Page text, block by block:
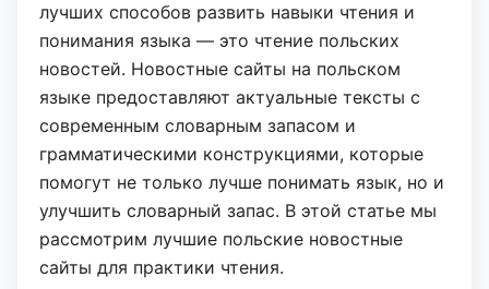
лучших способов развить навыки чтения и
понимания языка — это чтение польских
новостей. Новостные сайты на польском
языке предоставляют актуальные тексты с
современным словарным запасом и
грамматическими конструкциями, которые
помогут не только лучше понимать язык, но и
улучшить словарный запас. В этой статье мы
рассмотрим лучшие польские новостные
сайты для практики чтения.